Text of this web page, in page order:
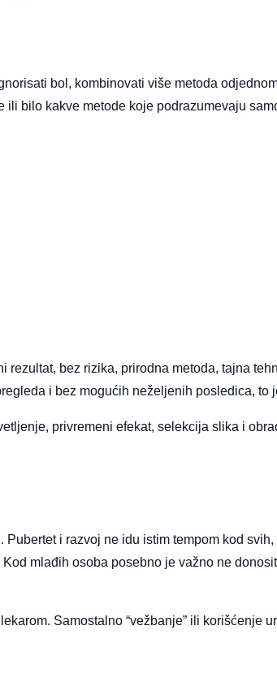
bol, kombinovati više metoda
bilo kakve metode koje podrazumevaju
rezultat, bez rizika, prirodna metoda, tajna
i bez mogućih neželjenih posledica, to
privremeni efekat, selekcija slika i
i razvoj ne idu istim tempom kod
mlađih osoba posebno je važno ne
Samostalno “vežbanje” ili korišćenje